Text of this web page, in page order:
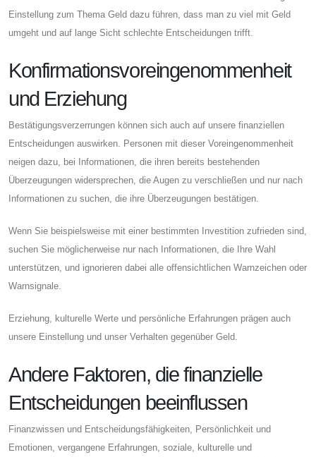
Einstellung zum Thema Geld dazu führen, dass man zu viel mit Geld
umgeht und auf lange Sicht schlechte Entscheidungen trifft.
Konfirmationsvoreingenommenheit
und Erziehung
Bestätigungsverzerrungen können sich auch auf unsere finanziellen
Entscheidungen auswirken. Personen mit dieser Voreingenommenheit
neigen dazu, bei Informationen, die ihren bereits bestehenden
Überzeugungen widersprechen, die Augen zu verschließen und nur nach
Informationen zu suchen, die ihre Überzeugungen bestätigen.
Wenn Sie beispielsweise mit einer bestimmten Investition zufrieden sind,
suchen Sie möglicherweise nur nach Informationen, die Ihre Wahl
unterstützen, und ignorieren dabei alle offensichtlichen Warnzeichen oder
Warnsignale.
Erziehung, kulturelle Werte und persönliche Erfahrungen prägen auch
unsere Einstellung und unser Verhalten gegenüber Geld.
Andere Faktoren, die finanzielle
Entscheidungen beeinflussen
Finanzwissen und Entscheidungsfähigkeiten, Persönlichkeit und
Emotionen, vergangene Erfahrungen, soziale, kulturelle und